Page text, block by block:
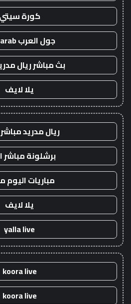
كورة سيتي
جول العرب goalarab
بث مباشر ريال
يلا لايف
ريال مدريد
برشلونة مباشر
مباريات اليوم
يلا لايف
yalla live
koora live
koora live